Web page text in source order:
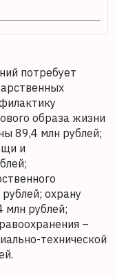
потребует
образа жизни
89,4 млн рублей;
и
охрану
млн рублей;
–
технической